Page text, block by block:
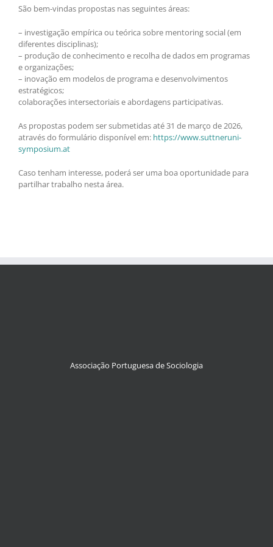
São bem-vindas propostas nas seguintes áreas:
– investigação empírica ou teórica sobre mentoring social (em
diferentes disciplinas);
– produção de conhecimento e recolha de dados em programas
e organizações;
– inovação em modelos de programa e desenvolvimentos
estratégicos;
colaborações intersectoriais e abordagens participativas.
As propostas podem ser submetidas até 31 de março de 2026,
através do formulário disponível em: https://www.suttneruni-
symposium.at
Caso tenham interesse, poderá ser uma boa oportunidade para
partilhar trabalho nesta área.
Associação Portuguesa de Sociologia